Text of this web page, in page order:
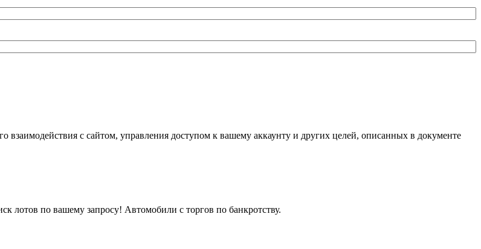
с сайтом, управления доступом к вашему аккаунту и других целей, описанных в документе
лотов по вашему запросу! Автомобили с торгов по банкротству.